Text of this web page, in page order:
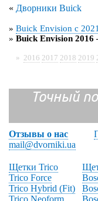
« Дворники Buick
» Buick Envision с
» Buick Envision 2016
» 2016 2017 2018 2019
Точный
Отзывы о нас
mail@dvorniki.ua
Щетки Trico
Trico Force
Trico Hybrid (Fit)
Trico Neoform